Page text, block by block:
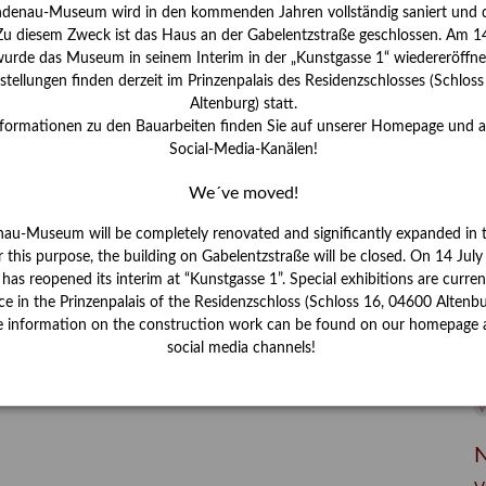
Museum wird in den kommenden Jahren vollständig saniert und
diesem Zweck ist das Haus an der Gabelentzstraße geschlossen. Am
das Museum in seinem Interim in der „Kunstgasse 1“
finden derzeit im Prinzenpalais des Residenzschlosses
Altenburg) statt.
zu den Bauarbeiten finden Sie auf unserer Homepage und
Social-Media-Kanälen!
We´ve moved!
Museum will be completely renovated and significantly expanded in
this purpose, the building on Gabelentzstraße will be closed. On 14
reopened its interim at “Kunstgasse 1”. Special exhibitions are
in the Prinzenpalais of the Residenzschloss (Schloss 16, 04600
information on the construction work can be found on our homepage
social media channels!